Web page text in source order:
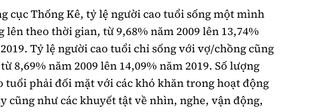
cục Thống Kê, tỷ lệ người cao tuổi sống một mình
lên theo thời gian, từ 9,68% năm 2009 lên 13,74%
Tỷ lệ người cao tuổi chỉ sống với vợ/chồng cũng
8,69% năm 2009 lên 14,09% năm 2019. Số lượng
tuổi phải đối mặt với các khó khăn trong hoạt động
cũng như các khuyết tật về nhìn, nghe, vận động,